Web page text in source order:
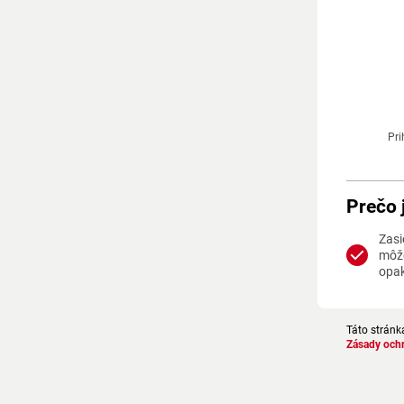
Prečo
Táto
Zásady